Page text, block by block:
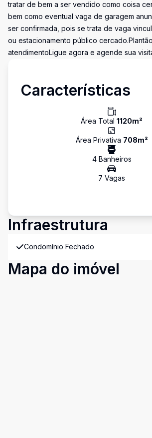
tratar de bem a ser vendido como coisa
bem como eventual vaga de garagem
ser confirmada, pois se trata de vaga
ou estacionamento público
atendimentoLigue agora e agende sua
Características
Área Total 1120m²
Área Privativa 708m²
4Banheiros
7 Vagas
Infraestrutura
Condomínio Fechado
Mapa do imóvel